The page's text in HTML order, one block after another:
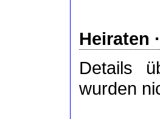
Heiraten
Details
wurden